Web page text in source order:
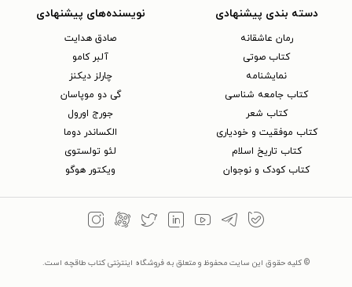
دسته بندی پیشنهادی
رمان عاشقانه
کتاب‌ صوتی
نمایشنامه
کتاب جامعه شناسی
کتاب شعر
کتاب موفقیت و خودیاری
کتاب تاریخ اسلام
کتاب کودک و نوجوان
نویسنده‌های پیشنهادی
صادق هدایت
آلبر کامو
چارلز دیکنز
گی دو موپاسان
جورج اورول
الکساندر دوما
لئو تولستوی
ویکتور هوگو
© کلیه حقوق این سایت محفوظ و متعلق به فروشگاه اینترنتی کتاب طاقچه است.